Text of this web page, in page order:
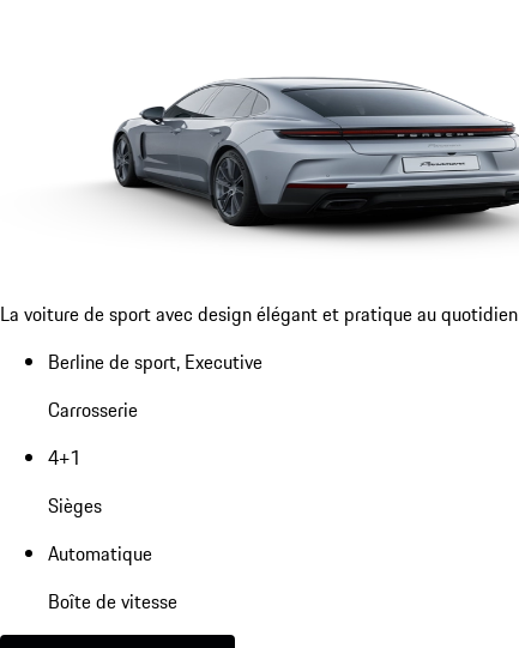
La voiture de sport avec design élégant et pratique au quotidien
Berline de sport, Executive
Carrosserie
4+1
Sièges
Automatique
Boîte de vitesse